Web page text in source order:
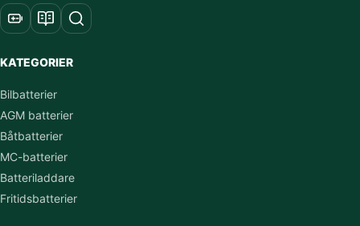
KATEGORIER
Bilbatterier
AGM batterier
Båtbatterier
MC-batterier
Batteriladdare
Fritidsbatterier